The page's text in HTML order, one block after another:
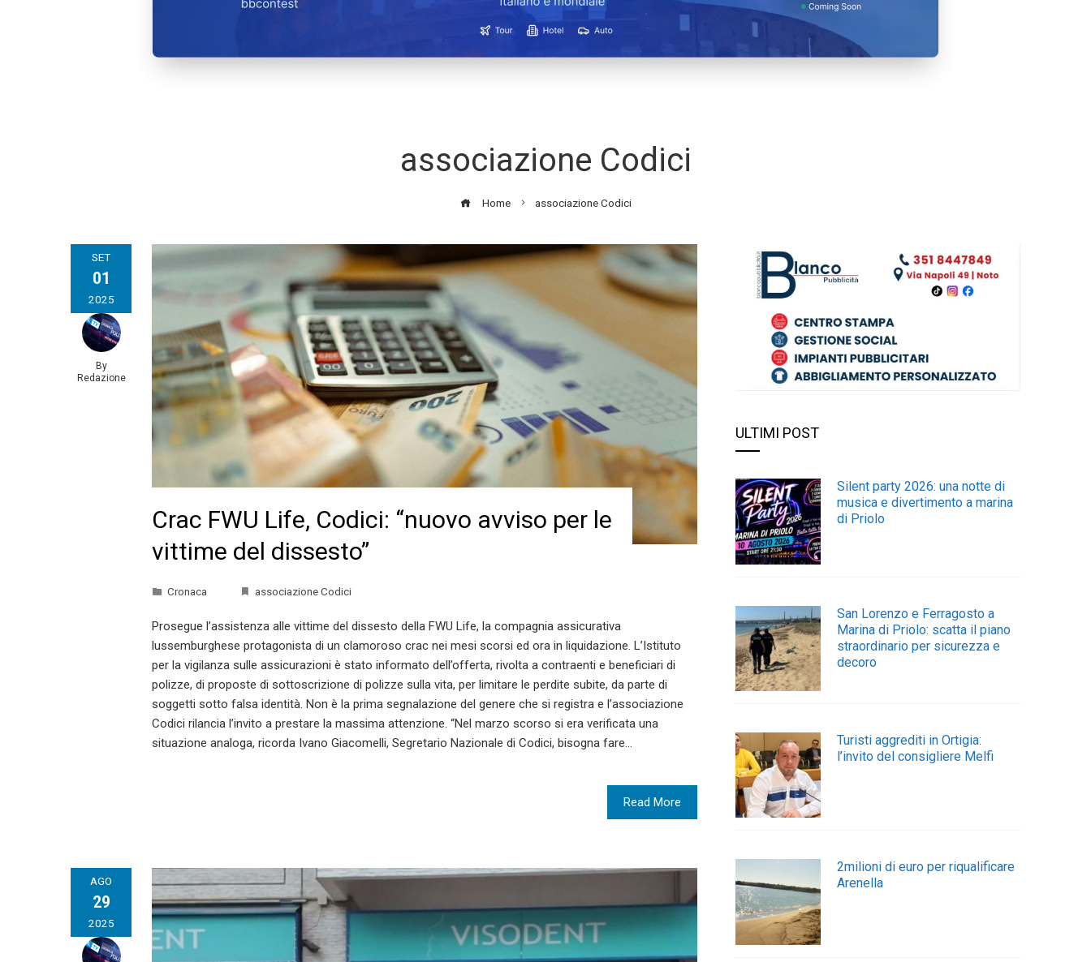
associazione Codici
Home associazione Codici
SET
01
2025
By
Redazione
Crac FWU Life, Codici: “nuovo avviso per le
vittime del dissesto”
Cronaca associazione Codici
Prosegue l’assistenza alle vittime del dissesto della FWU Life, la compagnia assicurativa
lussemburghese protagonista di un clamoroso crac nei mesi scorsi ed ora in liquidazione. L’Istituto
per la vigilanza sulle assicurazioni è stato informato dell’offerta, rivolta a contraenti e beneficiari di
polizze, di proposte di sottoscrizione di polizze sulla vita, per limitare le perdite subite, da parte di
soggetti sotto falsa identità. Non è la prima segnalazione del genere che si registra e l’associazione
Codici rilancia l’invito a prestare la massima attenzione. “Nel marzo scorso si era verificata una
situazione analoga, ricorda Ivano Giacomelli, Segretario Nazionale di Codici, bisogna fare…
Read More
AGO
29
2025
ULTIMI POST
Silent party 2026: una notte di
musica e divertimento a marina
di Priolo
San Lorenzo e Ferragosto a
Marina di Priolo: scatta il piano
straordinario per sicurezza e
decoro
Turisti aggrediti in Ortigia:
l’invito del consigliere Melfi
2milioni di euro per riqualificare
Arenella